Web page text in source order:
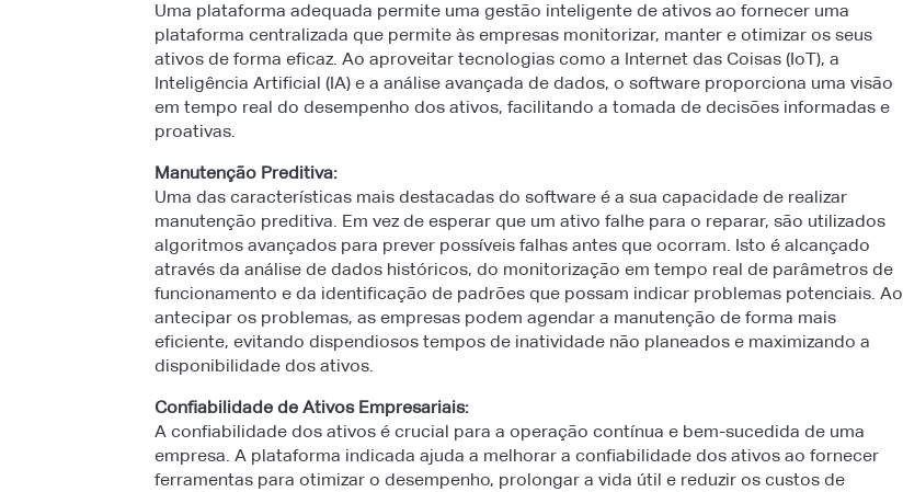
Uma plataforma adequada permite uma gestão inteligente de ativos ao fornecer uma
plataforma centralizada que permite às empresas monitorizar, manter e otimizar os seus
ativos de forma eficaz. Ao aproveitar tecnologias como a Internet das Coisas (IoT), a
Inteligência Artificial (IA) e a análise avançada de dados, o software proporciona uma visão
em tempo real do desempenho dos ativos, facilitando a tomada de decisões informadas e
proativas.
Manutenção Preditiva:
Uma das características mais destacadas do software é a sua capacidade de realizar
manutenção preditiva. Em vez de esperar que um ativo falhe para o reparar, são utilizados
algoritmos avançados para prever possíveis falhas antes que ocorram. Isto é alcançado
através da análise de dados históricos, do monitorização em tempo real de parâmetros de
funcionamento e da identificação de padrões que possam indicar problemas potenciais. Ao
antecipar os problemas, as empresas podem agendar a manutenção de forma mais
eficiente, evitando dispendiosos tempos de inatividade não planeados e maximizando a
disponibilidade dos ativos.
Confiabilidade de Ativos Empresariais:
A confiabilidade dos ativos é crucial para a operação contínua e bem-sucedida de uma
empresa. A plataforma indicada ajuda a melhorar a confiabilidade dos ativos ao fornecer
ferramentas para otimizar o desempenho, prolongar a vida útil e reduzir os custos de